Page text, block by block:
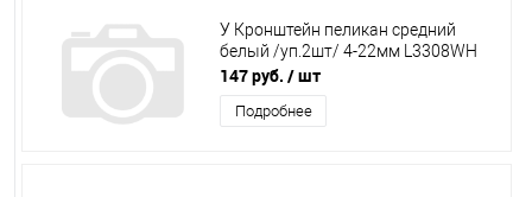
У Кронштейн пеликан cредний
белый /уп.2шт/ 4-22мм L3308WH
147 руб. / шт
Подробнее